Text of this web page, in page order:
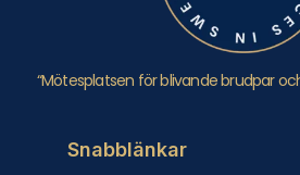
“Mötesplatsen för blivande brudpar
Snabblänkar